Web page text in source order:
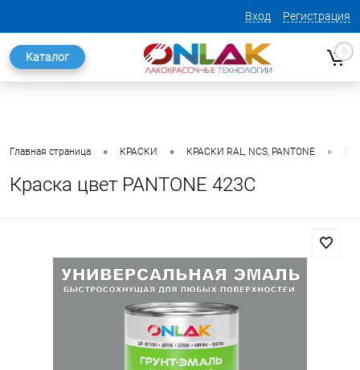
Вход Регистрация
Каталог 0
Главная страница • КРАСКИ • КРАСКИ RAL, NCS, PANTONE •
Краска цвет PANTONE 423C